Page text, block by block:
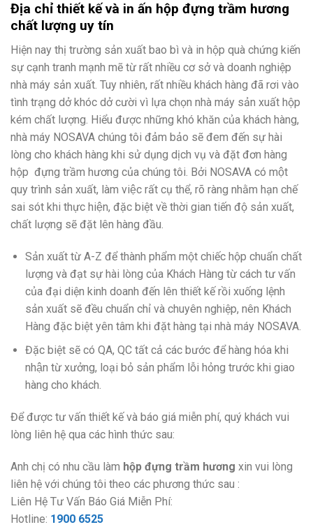
Địa chỉ thiết kế và in ấn hộp đựng trầm hương
chất lượng uy tín
Hiện nay thị trường sản xuất bao bì và in hộp quà chứng kiến
sự cạnh tranh mạnh mẽ từ rất nhiều cơ sở và doanh nghiệp
nhà máy sản xuất. Tuy nhiên, rất nhiều khách hàng đã rơi vào
tình trạng dở khóc dở cười vì lựa chọn nhà máy sản xuất hộp
kém chất lượng. Hiểu được những khó khăn của khách hàng,
nhà máy NOSAVA chúng tôi đảm bảo sẽ đem đến sự hài
lòng cho khách hàng khi sử dụng dịch vụ và đặt đơn hàng
hộp đựng trầm hương của chúng tôi. Bởi NOSAVA có một
quy trình sản xuất, làm việc rất cụ thể, rõ ràng nhằm hạn chế
sai sót khi thực hiện, đặc biệt về thời gian tiến độ sản xuất,
chất lượng sẽ đặt lên hàng đầu.
Sản xuất từ A-Z để thành phẩm một chiếc hộp chuẩn chất
lượng và đạt sự hài lòng của Khách Hàng từ cách tư vấn
của đại diện kinh doanh đến lên thiết kế rồi xuống lệnh
sản xuất sẽ đều chuẩn chỉ và chuyên nghiệp, nên Khách
Hàng đặc biệt yên tâm khi đặt hàng tại nhà máy NOSAVA.
Đặc biệt sẽ có QA, QC tất cả các bước để hàng hóa khi
nhận từ xưởng, loại bỏ sản phẩm lỗi hỏng trước khi giao
hàng cho khách.
Để được tư vấn thiết kế và báo giá miễn phí, quý khách vui
lòng liên hệ qua các hình thức sau:
Anh chị có nhu cầu làm hộp đựng trầm hương xin vui lòng
liên hệ với chúng tôi theo các phương thức sau :
Liên Hệ Tư Vấn Báo Giá Miễn Phí:
Hotline: 1900 6525